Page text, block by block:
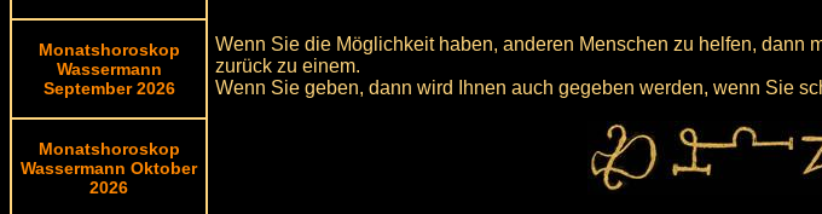
Monatshoroskop
Wassermann
September 2026
Monatshoroskop
Wassermann Oktober
2026
Wenn Sie die Möglichkeit haben, anderen Menschen zu helfen, dann
zurück zu einem.
Wenn Sie geben, dann wird Ihnen auch gegeben werden, wenn Sie